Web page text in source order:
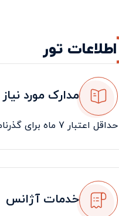
اطلاعات تور
مدارک مورد نیاز
حداقل اعتبار 7 ماه برای گذرنامه
خدمات آژانس